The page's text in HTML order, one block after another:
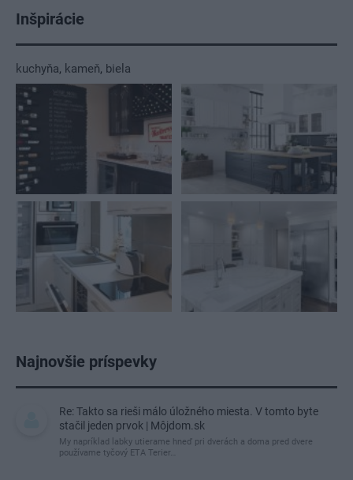
Inšpirácie
kuchyňa, kameň, biela
Najnovšie príspevky
Re: Takto sa rieši málo úložného miesta. V tomto byte
stačil jeden prvok | Môjdom.sk
My napríklad labky utierame hneď pri dverách a doma pred dvere
používame tyčový ETA Terier…